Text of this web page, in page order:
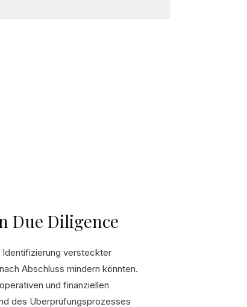
Due Diligence
Identifizierung versteckter
Abschluss mindern könnten.
und finanziellen
des Überprüfungsprozesses